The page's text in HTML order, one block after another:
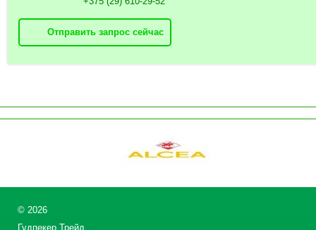
Отправить запрос сейчас
© 2026
Гудпекер Трейд